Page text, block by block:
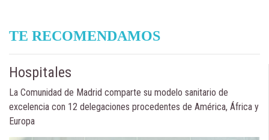
TE RECOMENDAMOS
Hospitales
La Comunidad de Madrid comparte su modelo sanitario de
excelencia con 12 delegaciones procedentes de América, África y
Europa